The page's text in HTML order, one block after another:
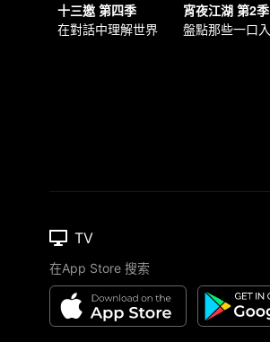
十三邀 第四季
在對話中理解世界
宵夜江湖 第2季
TV
在App Store 搜索